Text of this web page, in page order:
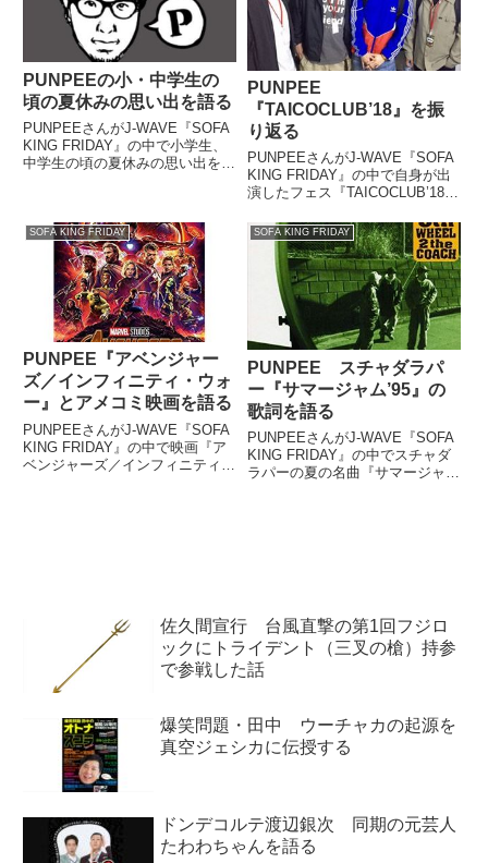
PUNPEEの小・中学生の
頃の夏休みの思い出を語る
PUNPEEさんがJ-WAVE『SOFA
KING FRIDAY』の中で小学生、
中学生の頃の夏休みの思い出を話
PUNPEE
『TAICOCLUB’18』を振
り返る
PUNPEEさんがJ-WAVE『SOFA
KING FRIDAY』の中で自身が出
演したフェス『TAICOCLUB’18』
た。''TAICOCLUB’18'' PUNPEEが
ライブ出演致しました。ありがと
うございました。 p...
SOFA KING FRIDAY
PUNPEE『アベンジャー
ズ／インフィニティ・ウォ
ー』とアメコミ映画を語る
PUNPEEさんがJ-WAVE『SOFA
KING FRIDAY』の中で映画『ア
ベンジャーズ／インフィニティ・
SOFA KING FRIDAY
PUNPEE スチャダラパ
ー『サマージャム’95』の
歌詞を語る
PUNPEEさんがJ-WAVE『SOFA
KING FRIDAY』の中でスチャダ
ラパーの夏の名曲『サマージャ
佐久間宣行 台風直撃の第1回フジロ
ックにトライデント（三叉の槍）持参
で参戦した話
爆笑問題・田中 ウーチャカの起源を
真空ジェシカに伝授する
ドンデコルテ渡辺銀次 同期の元芸人
たわわちゃんを語る